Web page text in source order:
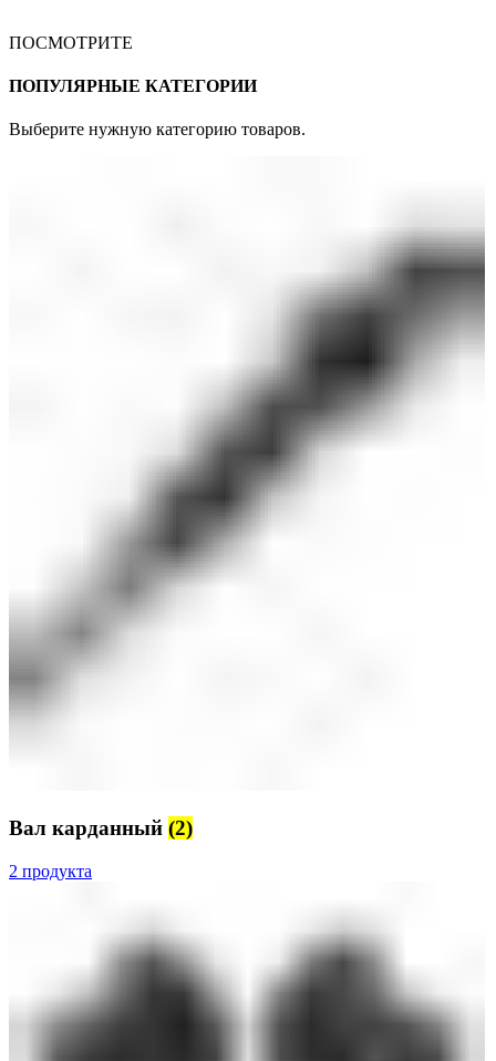
ПОСМОТРИТЕ
ПОПУЛЯРНЫЕ КАТЕГОРИИ
Выберите нужную категорию товаров.
Вал карданный (2)
2 продукта